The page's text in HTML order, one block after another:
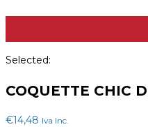
Selected:
COQUETTE CHIC
€14,48 Iva Inc.